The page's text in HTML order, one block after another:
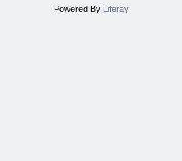
Powered By Liferay